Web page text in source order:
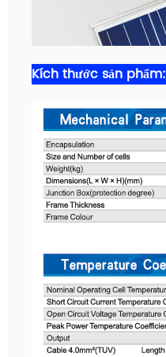
Kích thước sản phẩm: